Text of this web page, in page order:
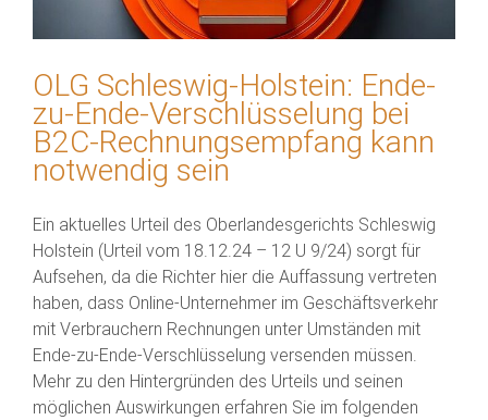
OLG Schleswig-Holstein: Ende-
zu-Ende-Verschlüsselung bei
B2C-Rechnungsempfang kann
notwendig sein
Ein aktuelles Urteil des Oberlandesgerichts Schleswig
Holstein (Urteil vom 18.12.24 – 12 U 9/24) sorgt für
Aufsehen, da die Richter hier die Auffassung vertreten
haben, dass Online-Unternehmer im Geschäftsverkehr
mit Verbrauchern Rechnungen unter Umständen mit
Ende-zu-Ende-Verschlüsselung versenden müssen.
Mehr zu den Hintergründen des Urteils und seinen
möglichen Auswirkungen erfahren Sie im folgenden